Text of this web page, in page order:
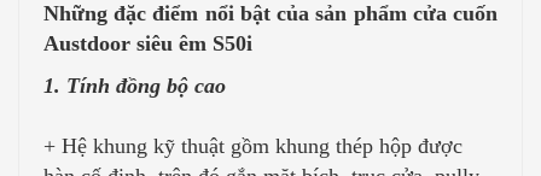
Những đặc điểm nổi bật của sản phẩm cửa cuốn
Austdoor siêu êm S50i
1. Tính đồng bộ cao
+ Hệ khung kỹ thuật gồm khung thép hộp được